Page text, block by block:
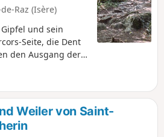
Raz (Isère)
und sein
Seite, die Dent
den Ausgang der
Wolken, die von
und Schnee
Blick über
Weiler von Saint-